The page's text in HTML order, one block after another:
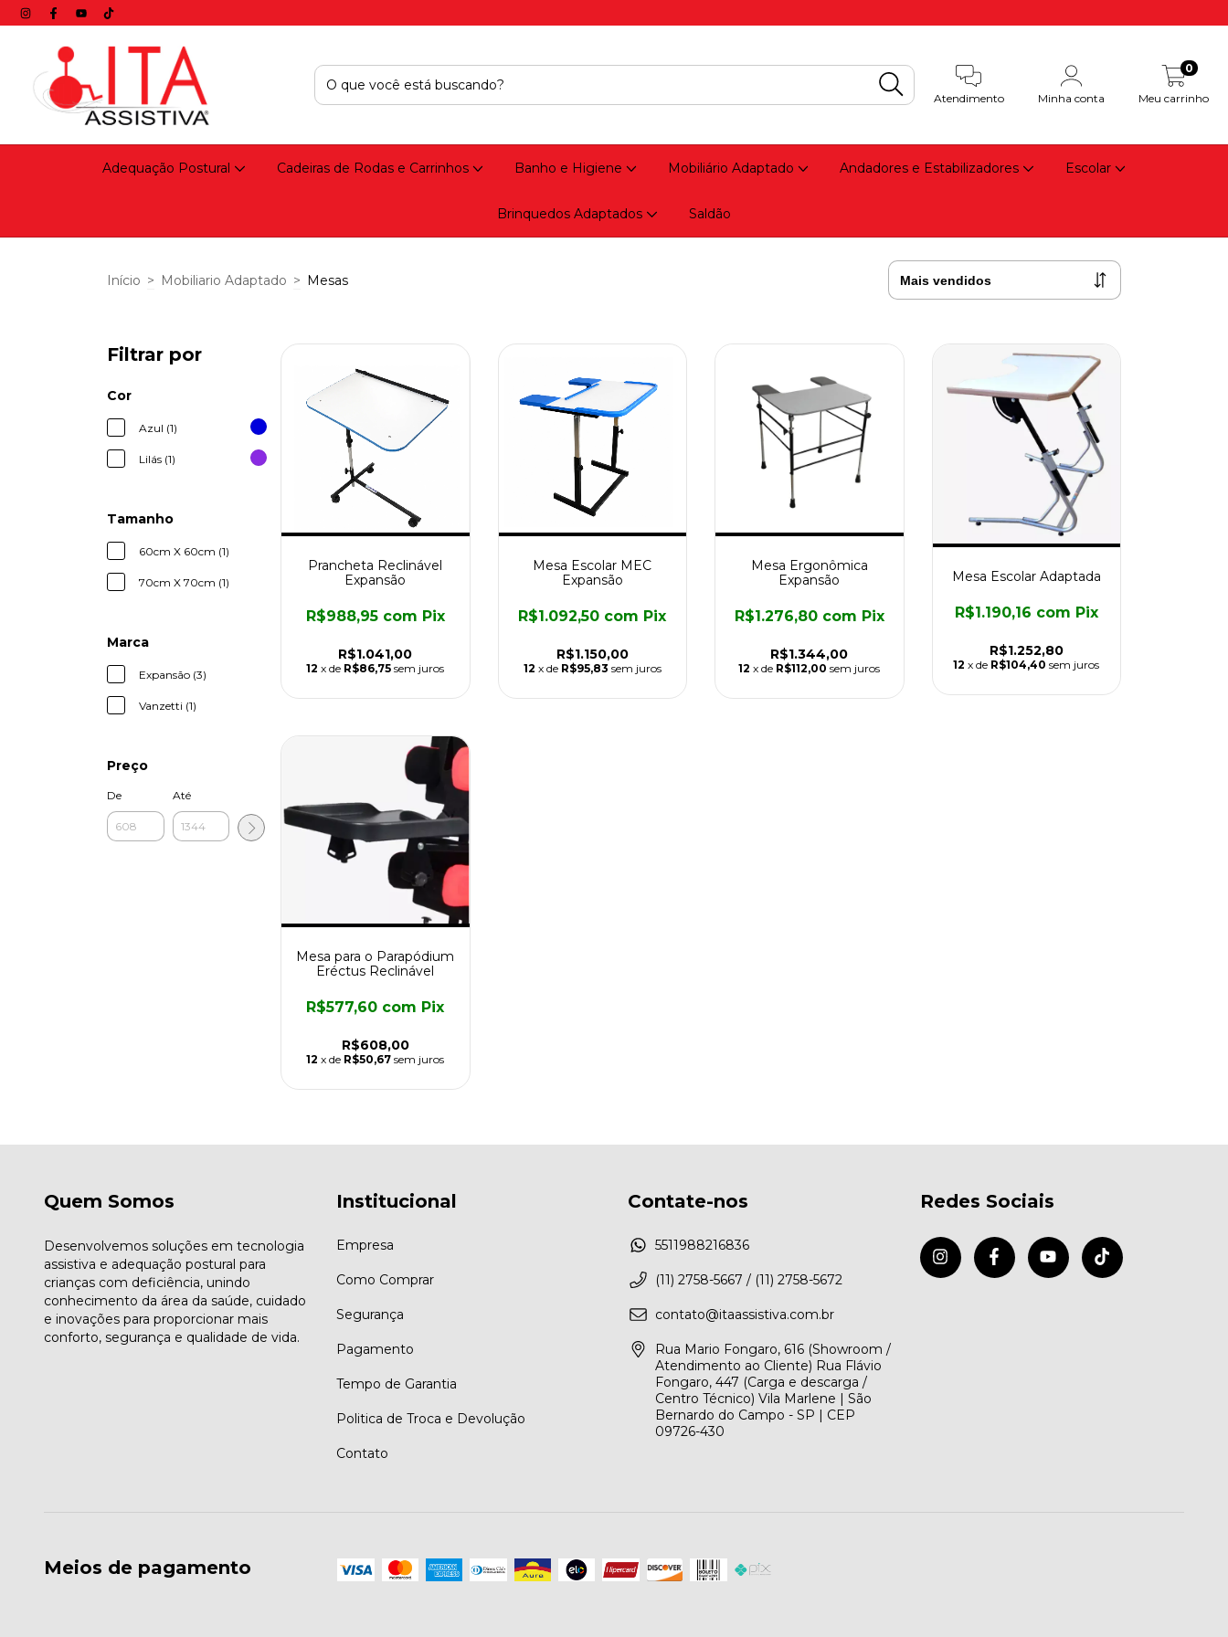
Atendimento Minha conta Meu carrinho
0
Adequação Postural Cadeiras de Rodas e Carrinhos Banho e Higiene Mobiliário Adaptado Andadores e Estabilizadores Escolar
Brinquedos Adaptados Saldão
Início > Mobiliario Adaptado > Mesas
Filtrar por
Cor
Azul (1)
Lilás (1)
Tamanho
60cm X 60cm (1)
70cm X 70cm (1)
Marca
Expansão (3)
Vanzetti (1)
Preço
De Até
Prancheta Reclinável
Expansão
R$1.041,00
R$988,95 com Pix
12 x de R$86,75 sem juros
Mesa Escolar MEC
Expansão
R$1.150,00
R$1.092,50 com Pix
12 x de R$95,83 sem juros
Mesa Ergonômica
Expansão
R$1.344,00
R$1.276,80 com Pix
12 x de R$112,00 sem juros
Mesa Escolar Adaptada
R$1.252,80
R$1.190,16 com Pix
12 x de R$104,40 sem juros
Mesa para o Parapódium
Eréctus Reclinável
R$608,00
R$577,60 com Pix
12 x de R$50,67 sem juros
Quem Somos
Desenvolvemos soluções em tecnologia
assistiva e adequação postural para
crianças com deficiência, unindo
conhecimento da área da saúde, cuidado
e inovações para proporcionar mais
conforto, segurança e qualidade de vida.
Institucional
Empresa
Como Comprar
Segurança
Pagamento
Tempo de Garantia
Politica de Troca e Devolução
Contato
Contate-nos
5511988216836
(11) 2758-5667 / (11) 2758-5672
contato@itaassistiva.com.br
Rua Mario Fongaro, 616 (Showroom /
Atendimento ao Cliente) Rua Flávio
Fongaro, 447 (Carga e descarga /
Centro Técnico) Vila Marlene | São
Bernardo do Campo - SP | CEP
09726-430
Redes Sociais
Meios de pagamento